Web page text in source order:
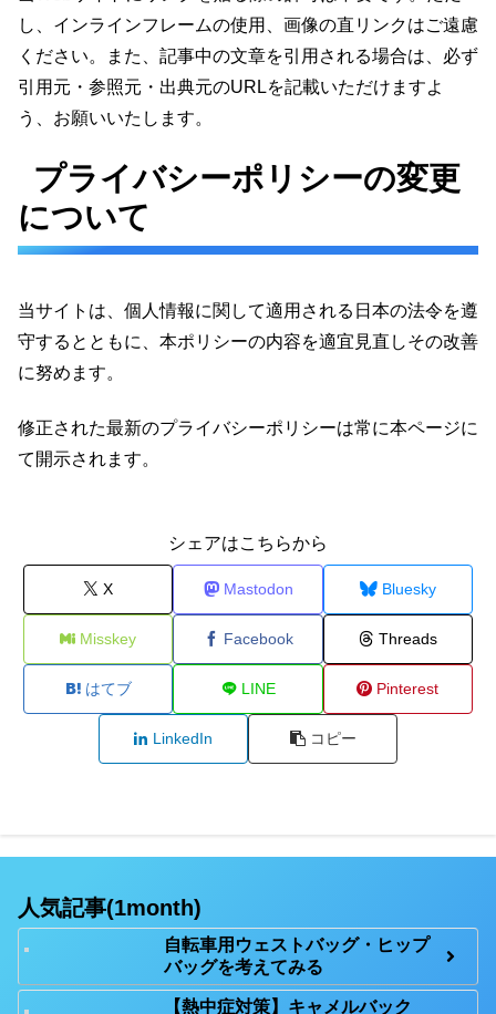
し、インラインフレームの使用、画像の直リンクはご遠慮
ください。また、記事中の文章を引用される場合は、必ず
引用元・参照元・出典元のURLを記載いただけますよ
う、お願いいたします。
プライバシーポリシーの変更
について
当サイトは、個人情報に関して適用される日本の法令を遵
守するとともに、本ポリシーの内容を適宜見直しその改善
に努めます。
修正された最新のプライバシーポリシーは常に本ページに
て開示されます。
シェアはこちらから
X Mastodon Bluesky
Misskey Facebook Threads
はてブ LINE Pinterest
LinkedIn コピー
人気記事(1month)
自転車用ウェストバッグ・ヒップ
バッグを考えてみる
【熱中症対策】キャメルバック